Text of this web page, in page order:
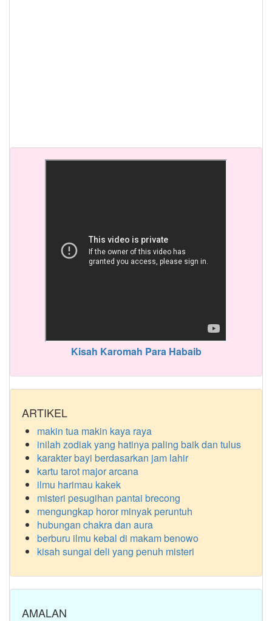
Kisah Karomah Para Habaib
ARTIKEL
makin tua makin kaya raya
inilah zodiak yang hatinya paling baik dan tulus
karakter bayi berdasarkan jam lahir
kartu tarot major arcana
ilmu harimau kakek
misteri pesugihan pantai brecong
mengungkap horor minyak peruntuh
hubungan chakra dan aura
berburu ilmu kebal di makam benowo
kisah sungai deli yang penuh misteri
AMALAN